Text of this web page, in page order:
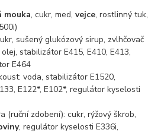
mouka, cukr, med,vejce, rostlinný tuk,
sušený glukózový sirup, zvlhčovač
stabilizátor E415, E410, E413,
E464
voda, stabilizátor E1520,
E122*, E102*, regulátor kyselosti
(ruční zdobení): cukr, rýžový škrob,
, regulátor kyselosti E336i,